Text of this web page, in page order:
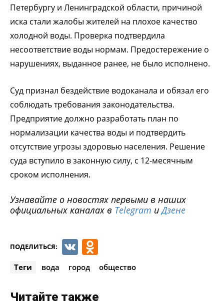
Петербургу и Ленинградской области, причиной
иска стали жалобы жителей на плохое качество
холодной воды. Проверка подтвердила
несоответствие воды нормам. Предостережение о
нарушениях, выданное ранее, не было исполнено.
Суд признал бездействие водоканала и обязал его
соблюдать требования законодательства.
Предприятие должно разработать план по
нормализации качества воды и подтвердить
отсутствие угрозы здоровью населения. Решение
суда вступило в законную силу, с 12-месячным
сроком исполнения.
Узнавайте о новостях первыми в наших
официальных каналах в Telegram иДзене
ПОДЕЛИТЬСЯ: VK
Теги вода город общество
Читайте также